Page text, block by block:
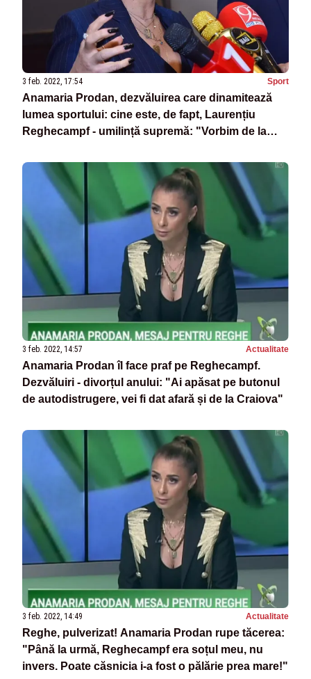
3 feb. 2022, 17:54 Sport
Anamaria Prodan, dezvăluirea care dinamitează
lumea sportului: cine este, de fapt, Laurențiu
Reghecampf - umilință supremă: "Vorbim de la
3 feb. 2022, 14:57 Actualitate
Anamaria Prodan îl face praf pe Reghecampf.
Dezvăluiri - divorțul anului: "Ai apăsat pe butonul
de autodistrugere, vei fi dat afară și de la Craiova"
3 feb. 2022, 14:49 Actualitate
Reghe, pulverizat! Anamaria Prodan rupe tăcerea:
"Până la urmă, Reghecampf era soțul meu, nu
invers. Poate căsnicia i-a fost o pălărie prea mare!"